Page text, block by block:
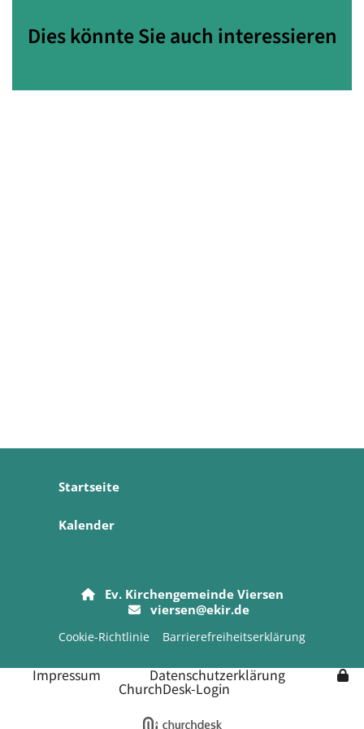
Dies könnte Sie auch interessieren
Startseite
Kalender
Ev. Kirchengemeinde Viersen
viersen@ekir.de
Cookie-Richtlinie Barrierefreiheitserklärung
Impressum Datenschutzerklärung
ChurchDesk-Login